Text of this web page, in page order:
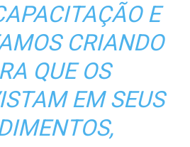
E
CRIANDO
QUE OS
EM SEUS